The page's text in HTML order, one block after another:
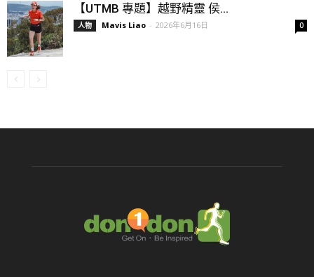
【UTMB 專題】越野精靈 侯...
人物 Mavis Liao - 2026年6月16日 0